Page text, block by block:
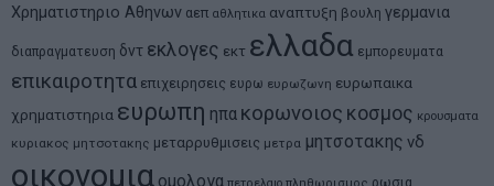
Χρηματιστηριο Αθηνων αεπ αθλητικα αναπτυξη βουλη γερμανια
διαπραγματευση δντ εκλογες εκτ ελλαδα εμπορευματα
επικαιροτητα επιχειρησεις ευρω ευρωζωνη ευρωπαικα
χρηματιστηρια ευρωπη ηπα κορωνοιος κοσμος κρουσματα
κυριακος μητσοτακης μεταρρυθμισεις μετρα μητσοτακης νδ
οικονομια ομολογα πετρελαιο πληθωρισμος ρωσια